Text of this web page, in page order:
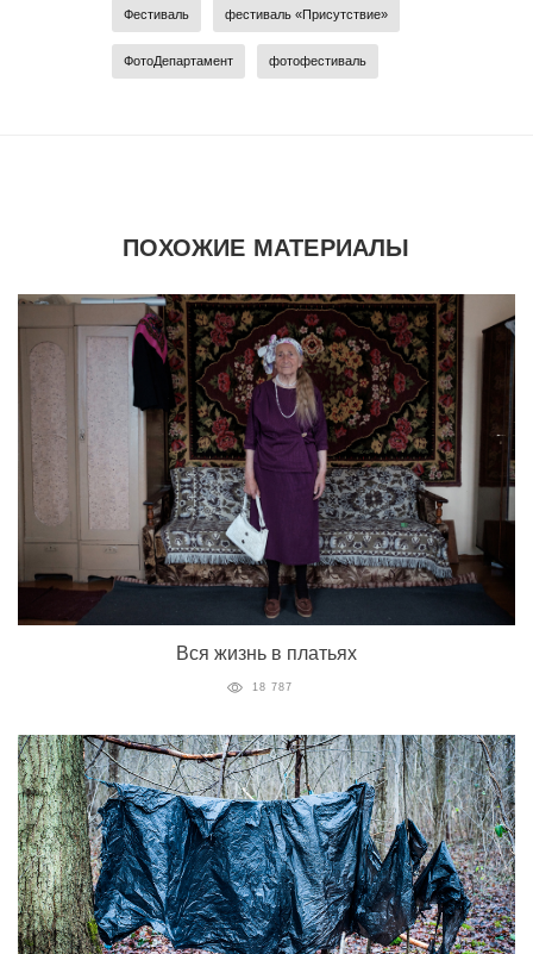
Фестиваль фестиваль «Присутствие»
ФотоДепартамент фотофестиваль
ПОХОЖИЕ МАТЕРИАЛЫ
Вся жизнь в платьях
18 787